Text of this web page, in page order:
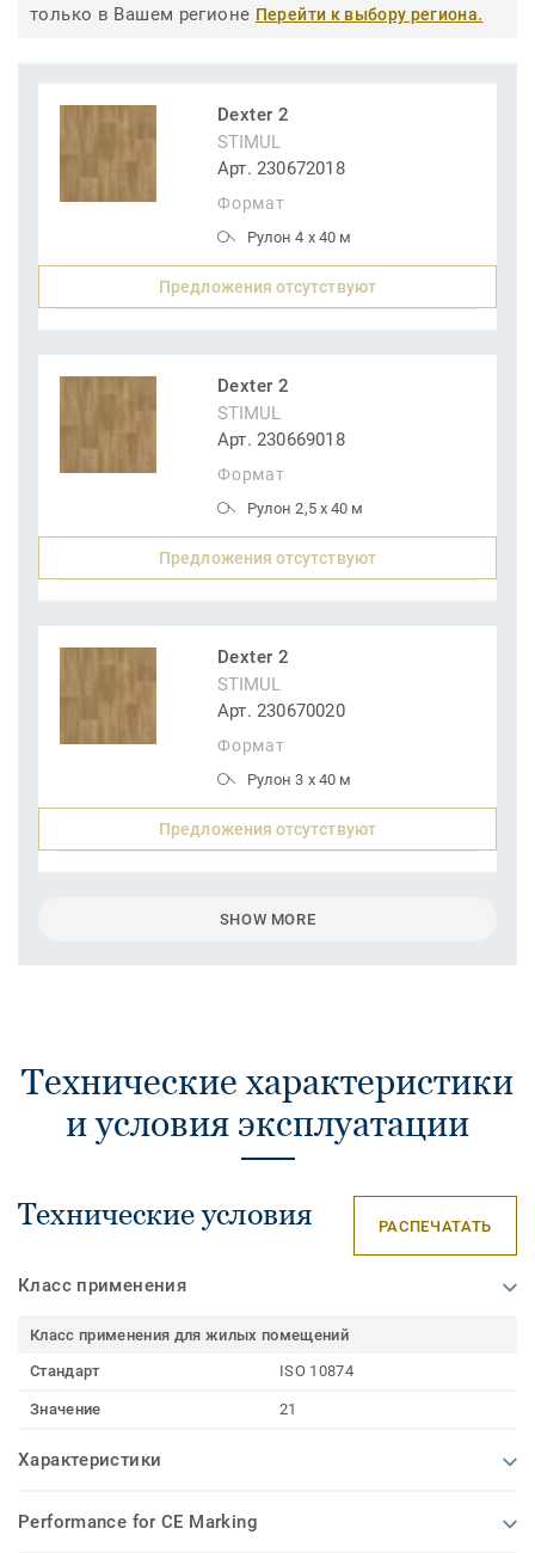
только в Вашем регионе Перейти к выбору региона.
Dexter 2
STIMUL
Арт. 230672018
Формат
Рулон 4 x 40 м
Предложения отсутствуют
Dexter 2
STIMUL
Арт. 230669018
Формат
Рулон 2,5 x 40 м
Предложения отсутствуют
Dexter 2
STIMUL
Арт. 230670020
Формат
Рулон 3 x 40 м
Предложения отсутствуют
SHOW MORE
Технические характеристики
и условия эксплуатации
Технические условия РАСПЕЧАТАТЬ
Класс применения
Класс применения для жилых помещений
Стандарт
ISO 10874
Значение 21
Характеристики
Performance for CE Marking